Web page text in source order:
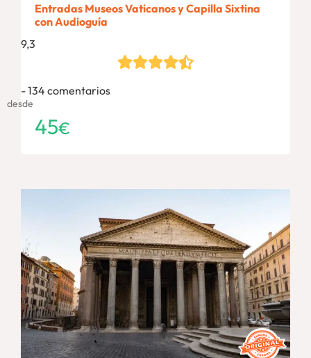
Entradas Museos Vaticanos y Capilla Sixtina
con Audioguía
9,3
134 comentarios
desde
45€